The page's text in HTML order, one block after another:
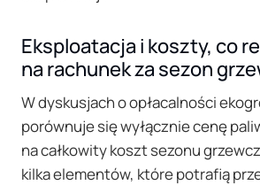
Eksploatacja i koszty, co
na rachunek za sezon
W dyskusjach o opłacalności
porównuje się wyłącznie cenę
na całkowity koszt sezonu
kilka elementów, które potrafią